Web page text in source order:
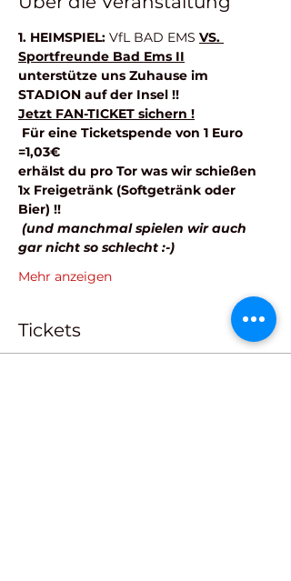
1. HEIMSPIEL: VfL BAD EMS VS.
Sportfreunde Bad Ems II
unterstütze uns Zuhause im
STADION auf der Insel !!
Jetzt FAN-TICKET sichern !
Für eine Ticketspende von 1 Euro
=1,03€
erhälst du pro Tor was wir schießen
1x Freigetränk (Softgetränk oder
Bier) !!
(und manchmal spielen wir auch
gar nicht so schlecht :-)
Mehr anzeigen
Tickets